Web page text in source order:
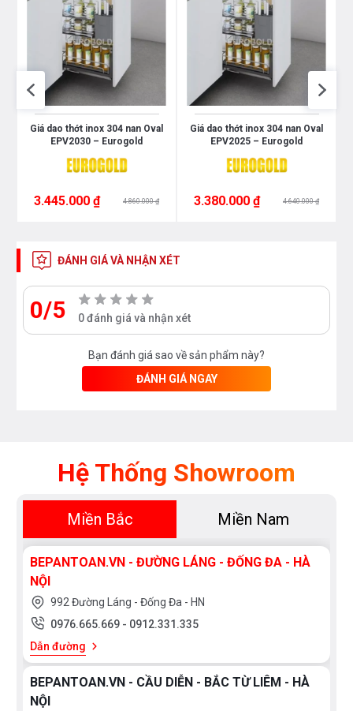
Giá dao thớt inox 304 nan Oval
EPV2030 – Eurogold
3.445.000 ₫ 4.860.000 ₫
Giá dao thớt inox 304 nan Oval
EPV2025 – Eurogold
3.380.000 ₫ 4.640.000 ₫
ĐÁNH GIÁ VÀ NHẬN XÉT
0/5 0 đánh giá và nhận xét
Bạn đánh giá sao về sản phẩm này?
ĐÁNH GIÁ NGAY
Hệ Thống Showroom
Miền Bắc Miền Nam
BEPANTOAN.VN - ĐƯỜNG LÁNG - ĐỐNG ĐA - HÀ
NỘI
992 Đường Láng - Đống Đa - HN
0976.665.669 - 0912.331.335
Dẫn đường
BEPANTOAN.VN - CẦU DIỄN - BẮC TỪ LIÊM - HÀ
NỘI